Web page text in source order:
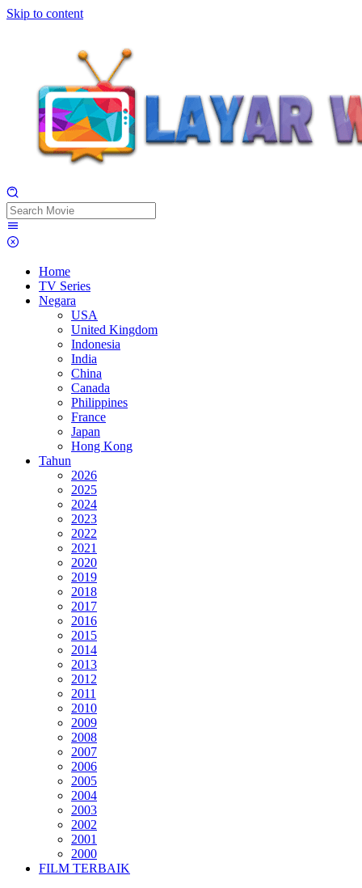
Skip to content
Home
TV Series
Negara
USA
United Kingdom
Indonesia
India
China
Canada
Philippines
France
Japan
Hong Kong
Tahun
2026
2025
2024
2023
2022
2021
2020
2019
2018
2017
2016
2015
2014
2013
2012
2011
2010
2009
2008
2007
2006
2005
2004
2003
2002
2001
2000
FILM TERBAIK